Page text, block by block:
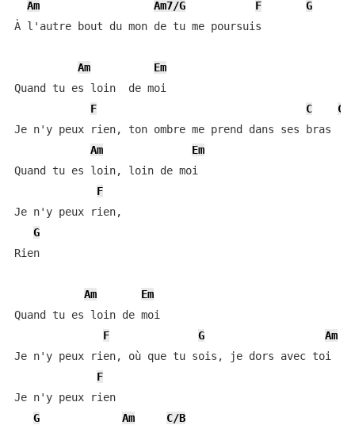
Am
Am7/G F
G
À l'autre bout du mon de tu me poursuis
Am
Em
Quand tu es loin  de moi
F
C
C/
Je n'y peux rien, ton ombre me prend dans ses bras
Am
Em
Quand tu es loin, loin de moi
F
Je n'y peux rien,
G
Rien
Am
Em
Quand tu es loin de moi
F
G
Am
Je n'y peux rien, où que tu sois, je dors avec toi
F
Je n'y peux rien
G
Am
C/B